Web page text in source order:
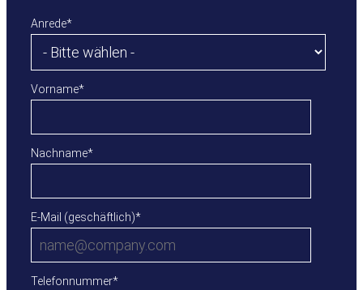
Anrede*
Vorname*
Nachname*
E-Mail (geschäftlich)*
Telefonnummer*